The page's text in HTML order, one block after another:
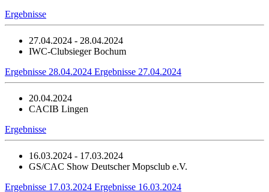
Ergebnisse
27.04.2024 - 28.04.2024
IWC-Clubsieger Bochum
Ergebnisse 28.04.2024 Ergebnisse 27.04.2024
20.04.2024
CACIB Lingen
Ergebnisse
16.03.2024 - 17.03.2024
GS/CAC Show Deutscher Mopsclub e.V.
Ergebnisse 17.03.2024 Ergebnisse 16.03.2024